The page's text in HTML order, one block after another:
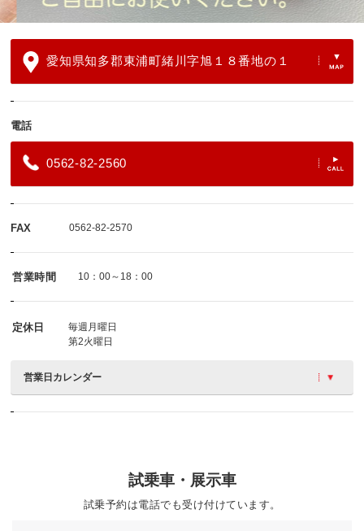
愛知県知多郡東浦町緒川字旭１８番地の１
電話
0562-82-2560
FAX 0562-82-2570
営業時間 10：00～18：00
定休日
毎週月曜日
第2火曜日
営業日カレンダー
試乗車・展示車
試乗予約は電話でも受け付けています。